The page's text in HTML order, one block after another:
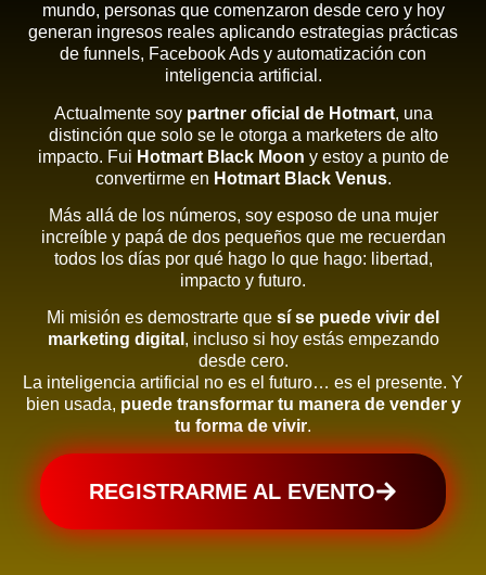
mundo, personas que comenzaron desde cero y hoy
generan ingresos reales aplicando estrategias prácticas
de funnels, Facebook Ads y automatización con
inteligencia artificial.
Actualmente soy partner oficial de Hotmart, una
distinción que solo se le otorga a marketers de alto
impacto. Fui Hotmart Black Moon y estoy a punto de
convertirme en Hotmart Black Venus.
Más allá de los números, soy esposo de una mujer
increíble y papá de dos pequeños que me recuerdan
todos los días por qué hago lo que hago: libertad,
impacto y futuro.
Mi misión es demostrarte que sí se puede vivir del
marketing digital , incluso si hoy estás empezando
desde cero.
La inteligencia artificial no es el futuro… es el presente. Y
bien usada, puede transformar tu manera de vender y
tu forma de vivir.
REGISTRARME AL EVENTO